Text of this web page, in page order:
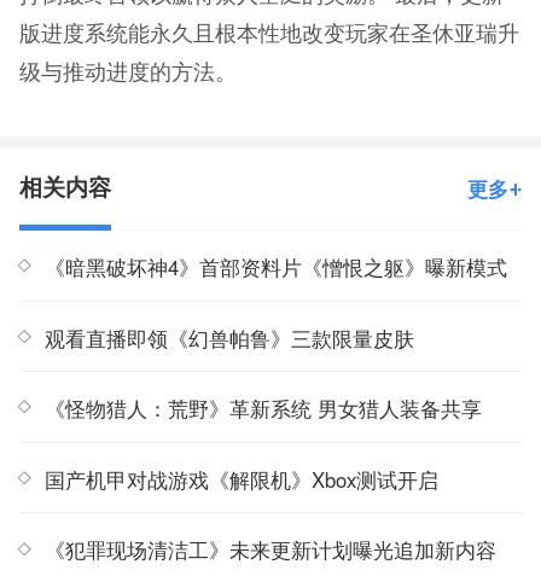
版进度系统能永久且根本性地改变玩家在圣休亚瑞升
级与推动进度的方法。
相关内容 更多
《暗黑破坏神4》首部资料片《憎恨之躯》曝新模式
观看直播即领《幻兽帕鲁》三款限量皮肤
《怪物猎人：荒野》革新系统 男女猎人装备共享
国产机甲对战游戏《解限机》Xbox测试开启
《犯罪现场清洁工》未来更新计划曝光追加新内容